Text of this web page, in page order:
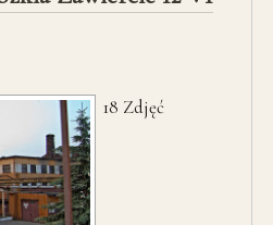
18 Zdjęć